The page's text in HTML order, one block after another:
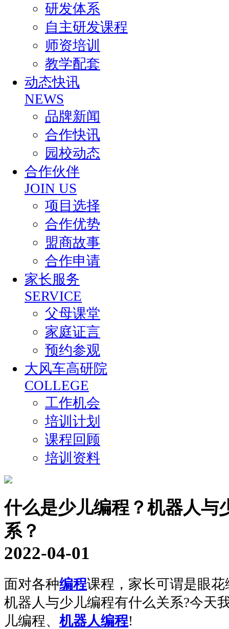
研发体系
自主研发课程
师资培训
教学配套
动态快讯
NEWS
品牌新闻
合作快讯
园校动态
合作伙伴
JOIN US
项目选择
合作优势
盟商故事
合作申请
家长服务
SERVICE
父母课堂
家庭证言
预约参观
大风车高研院
COLLEGE
工作机会
培训计划
课程回顾
培训资料
什么是少儿编程？机器人与
系？
2022-04-01
面对各种编程课程，家长可谓是眼
机器人与少儿编程有什么关系?今天
儿编程、 机器人编程!